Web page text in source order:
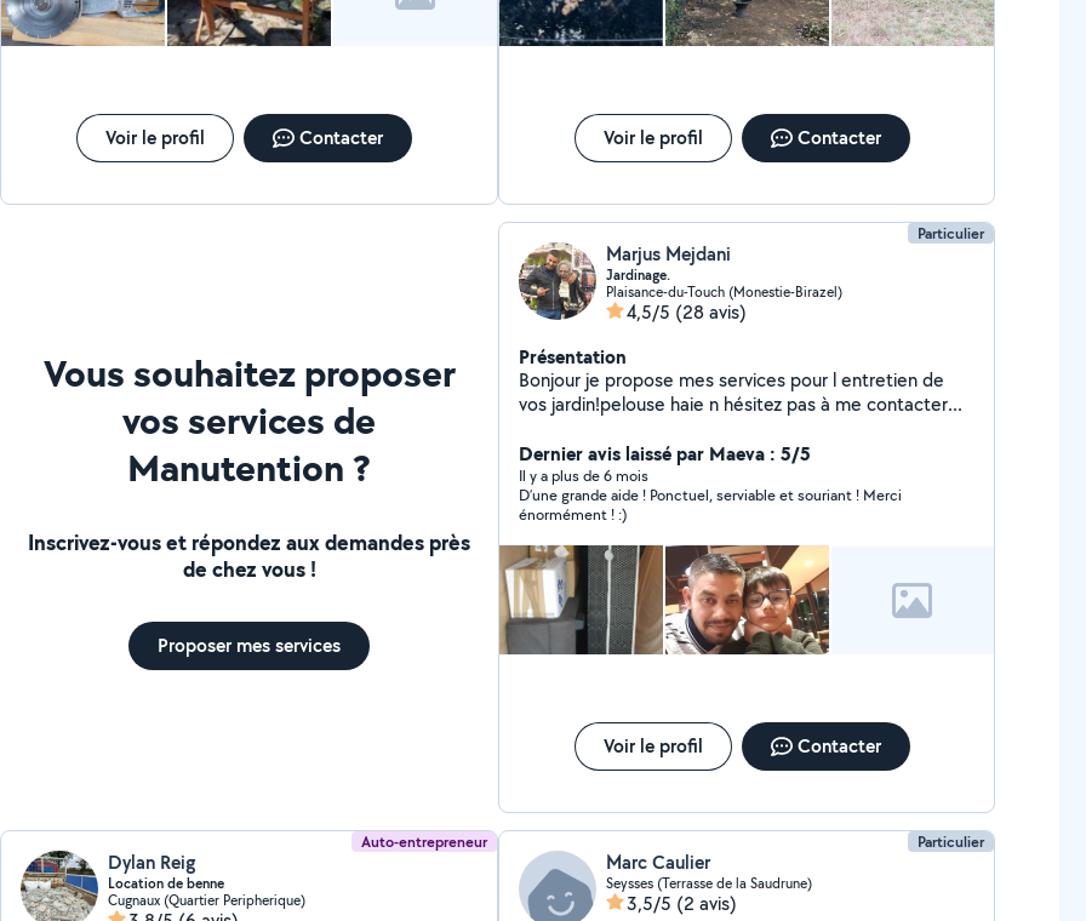
Voir le profil Contacter Voir le profil Contacter
Vous souhaitez proposer
vos services de
Manutention ?
Inscrivez-vous et répondez aux demandes près
de chez vous !
Proposer mes services
Particulier
Marjus Mejdani
Jardinage.
Plaisance-du-Touch (Monestie-Birazel)
4,5/5 (28 avis)
Présentation
Bonjour je propose mes services pour l entretien de
vos jardin!pelouse haie n hésitez pas à me contacter...
Dernier avis laissé par Maeva : 5/5
Il y a plus de 6 mois
D’une grande aide ! Ponctuel, serviable et souriant ! Merci
énormément ! :)
Voir le profil Contacter
Auto-entrepreneur
Dylan Reig
Location de benne
Cugnaux (Quartier Peripherique)
Particulier
Marc Caulier
Seysses (Terrasse de la Saudrune)
3,5/5 (2 avis)